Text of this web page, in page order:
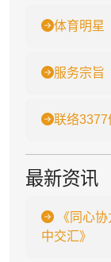
体育明星
服务宗旨
联络3377
最新资讯
《同心
中交汇》